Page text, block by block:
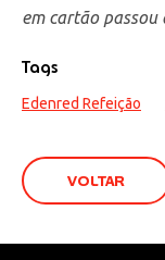
em cartão passou
Tags
Edenred Refeição
VOLTAR